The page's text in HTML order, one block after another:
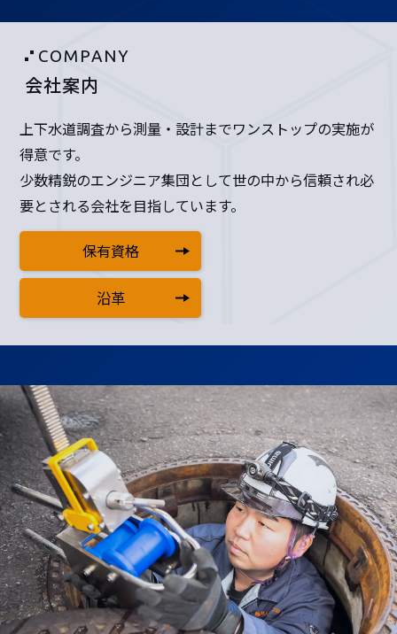
COMPANY
会社案内
上下水道調査から測量・設計までワンストップの実施が
得意です。
少数精鋭のエンジニア集団として世の中から信頼され必
要とされる会社を目指しています。
保有資格
沿革